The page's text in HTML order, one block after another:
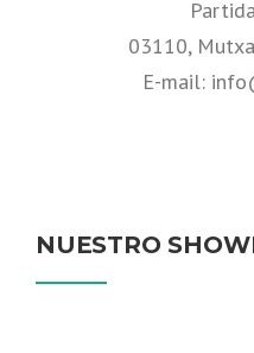
03110,
E-mail:
NUESTRO